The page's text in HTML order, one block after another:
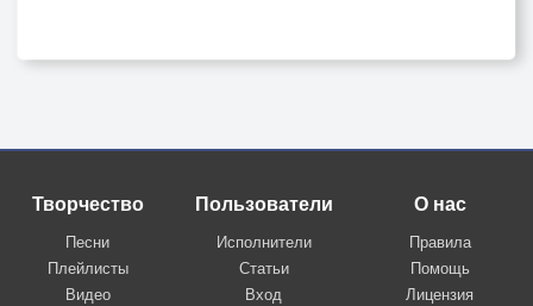
Творчество
Песни
Плейлисты
Видео
Пользователи
Исполнители
Статьи
Вход
О нас
Правила
Помощь
Лицензия